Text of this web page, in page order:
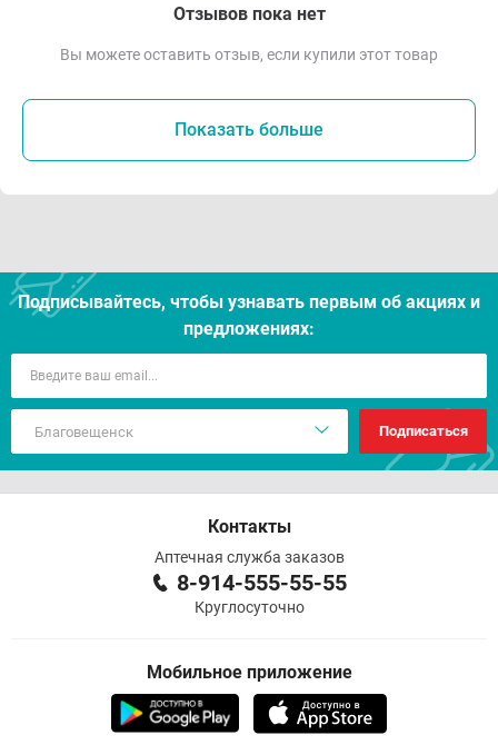
Отзывов пока нет
Вы можете оставить отзыв, если купили этот товар
Показать больше
Подписывайтесь, чтобы узнавать первым об акцияx и
предложениях:
Подписаться
Контакты
Аптечная служба заказов
8-914-555-55-55
Круглосуточно
Мобильное приложение